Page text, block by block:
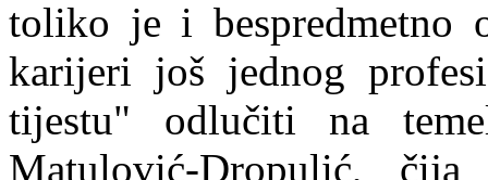
toliko je i bespredmetno
karijeri još jednog
tijestu" odlučiti na
Matulović-Dropulić,